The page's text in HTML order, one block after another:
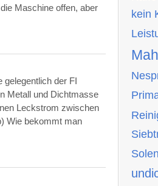
Maschine offen, aber
gelegentlich der FI
Metall und Dichtmasse
Leckstrom zwischen
Wie bekommt man
kein